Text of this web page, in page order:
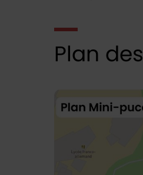
Plan